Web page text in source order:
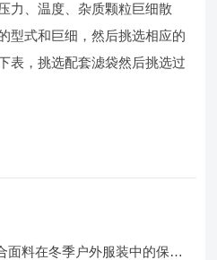
力、温度、杂质颗粒巨细散
型式和巨细，然后挑选相应的
表，挑选配套滤袋然后挑选过
面料在冬季户外服装中的保暖